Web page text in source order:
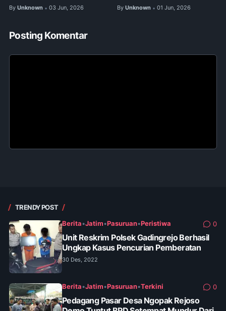
By Unknown • 03 Jun, 2026 By Unknown • 01 Jun, 2026
Posting Komentar
TRENDY POST
Berita•Jatim•Pasuruan•Peristiwa 0
Unit Reskrim Polsek Gadingrejo Berhasil
Ungkap Kasus Pencurian Pemberatan
30 Des, 2022
Berita•Jatim•Pasuruan•Terkini 0
Pedagang Pasar Desa Ngopak Rejoso